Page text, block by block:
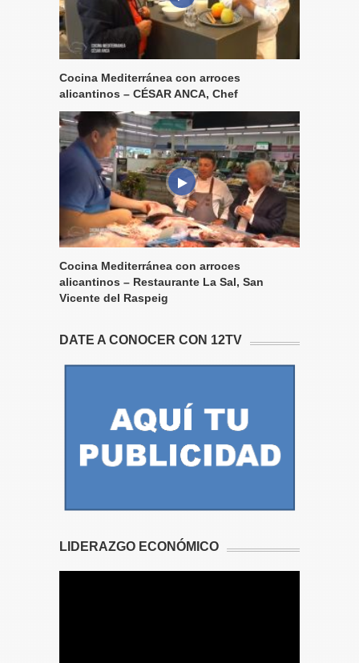
Cocina Mediterránea con arroces
alicantinos – CÉSAR ANCA, Chef
Cocina Mediterránea con arroces
alicantinos – Restaurante La Sal, San
Vicente del Raspeig
DATE A CONOCER CON 12TV
LIDERAZGO ECONÓMICO